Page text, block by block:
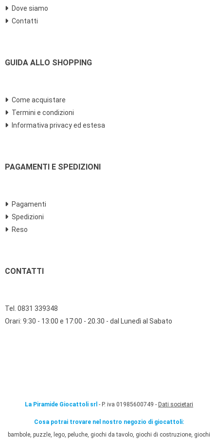
Dove siamo
Contatti
GUIDA ALLO SHOPPING
Come acquistare
Termini e condizioni
Informativa privacy ed estesa
PAGAMENTI E SPEDIZIONI
Pagamenti
Spedizioni
Reso
CONTATTI
Tel. 0831 339348
Orari: 9:30 - 13:00 e 17:00 - 20.30 - dal Lunedì al Sabato
La Piramide Giocattoli srl - P. iva 01985600749 - Dati societari
Cosa potrai trovare nel nostro negozio di giocattoli:
bambole, puzzle, lego, peluche, giochi da tavolo, giochi di costruzione, giochi